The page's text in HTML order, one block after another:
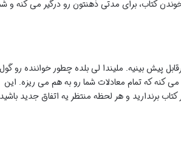
کتاب، برای مدتی ذهنتون رو درگیر می کنه و
پیش بینیه. ملیندا لی بلده چطور خواننده رو
کنه که تمام معادلات شما رو به هم می ریزه. این
برندارید و هر لحظه منتظر یه اتفاق جدید